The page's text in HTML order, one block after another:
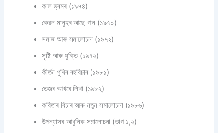
কাল ভ্ৰমৰ (১৯৭৪)
কেৱল মানুহৰ আছে গান (১৯৭০)
সমাজ আৰু সমালোচনা (১৯৭২)
সৃষ্টি আৰু যুক্তি (১৯৭২)
কীৰ্তন পুথিৰ ৰহবিচাৰ (১৯৮১)
তেজৰ আখৰে লিখা (১৯৮২)
কবিতাৰ বিচাৰ আৰু নতুন সমালোচনা (১৯৮৬)
উপন্যাসৰ আধুনিক সমালোচনা (ভাগ ১,২)